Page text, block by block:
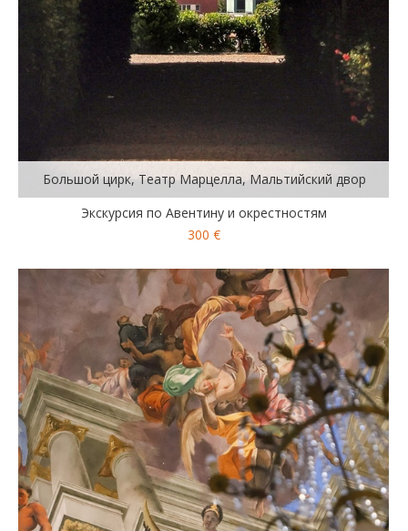
Большой цирк, Театр Марцелла, Мальтийский двор
Экскурсия по Авентину и окрестностям
300 €